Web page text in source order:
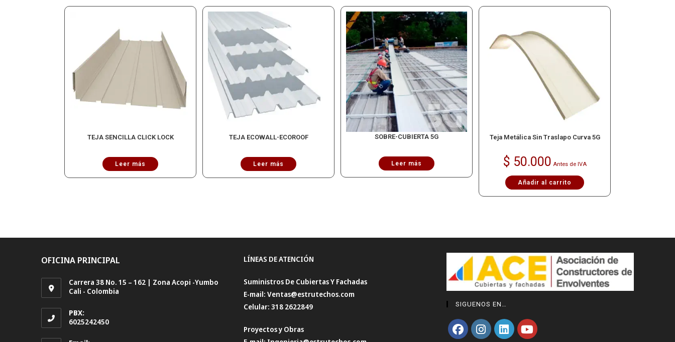
TEJA SENCILLA CLICK LOCK
Leer más
TEJA ECOWALL-ECOROOF
Leer más
SOBRE-CUBIERTA 5G
Leer más
Teja Metálica Sin Traslapo Curva 5G
$ 50.000 Antes de IVA
Añadir al carrito
OFICINA PRINCIPAL
Carrera 38 No. 15 – 162 | Zona Acopi -Yumbo
Cali - Colombia
PBX:
6025242450
LÍNEAS DE ATENCIÓN
Suministros De Cubiertas Y Fachadas
E-mail: Ventas@estrutechos.com
Celular: 318 2622849
Proyectos y Obras
SIGUENOS EN…